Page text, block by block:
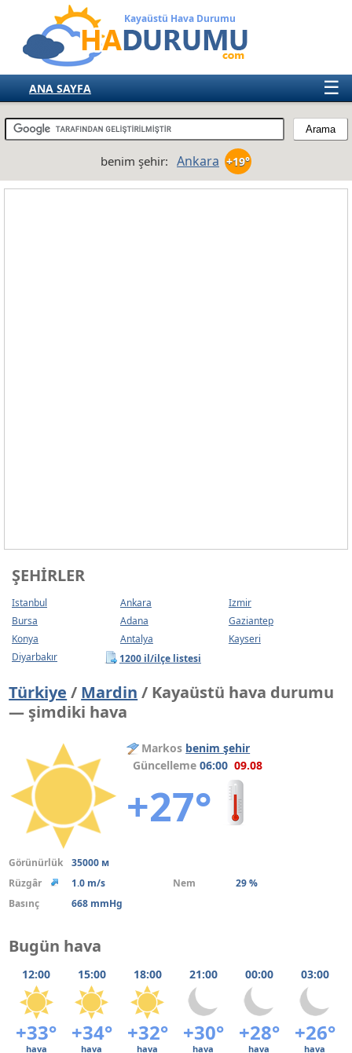
Kayaüstü Hava Durumu
☰
ANA SAYFA
TÜRKİYE
AVRUPA
benim şehir: Ankara +19°
ŞEHIRLER
Istanbul Ankara
Izmir
Bursa
Adana
Gaziantep
Konya
Antalya
Kayseri
Diyarbakır
1200 il/ilçe listesi
Türkiye / Mardin / Kayaüstü hava durumu
— şimdiki hava
Markos benim şehir
Güncelleme06:00 09.08
+27°
Görünürlük
35000 м
Rüzgâr
1.0 m/s Nem
29 %
Basınç
668 mmHg
Bugün hava
12:00 15:00 18:00 21:00 00:00 03:00
+33° +34° +32° +30° +28° +26°
hava
hava
hava
hava
hava
hava